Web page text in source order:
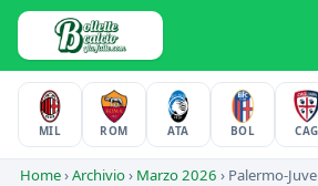
MIL ROM ATA BOL CAG
Home›Archivio› Marzo 2026 › Palermo-